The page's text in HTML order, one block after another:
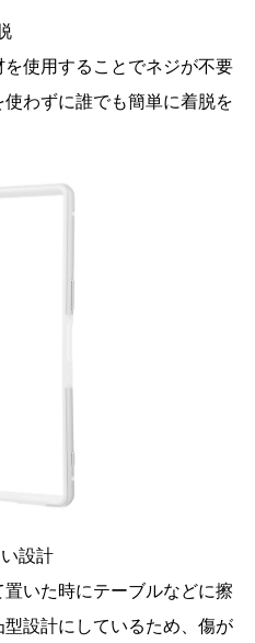
使用することでネジが不要
わずに誰でも簡単に着脱を
設計
いた時にテーブルなどに擦
設計にしているため、傷が